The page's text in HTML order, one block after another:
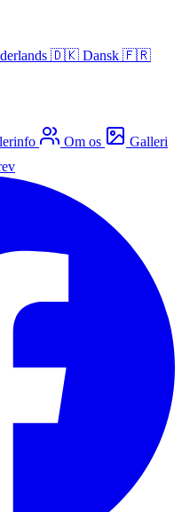
🇩🇰 Dansk 🇫🇷
Om os
Galleri